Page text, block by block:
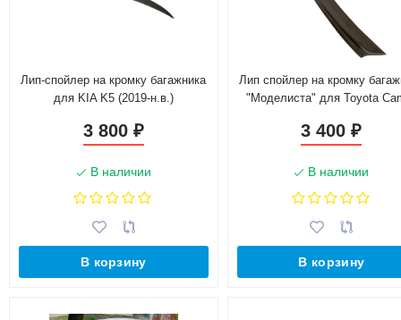
Лип-спойлер на кромку багажника
для KIA K5 (2019-н.в.)
3 800 ₽
В наличии
В корзину
Лип спойлер на кромку
"Моделиста" для Toyota
3 400₽
В наличии
В корзину